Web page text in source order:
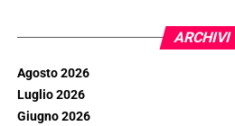
ARCHIVI
Agosto 2026
Luglio 2026
Giugno 2026